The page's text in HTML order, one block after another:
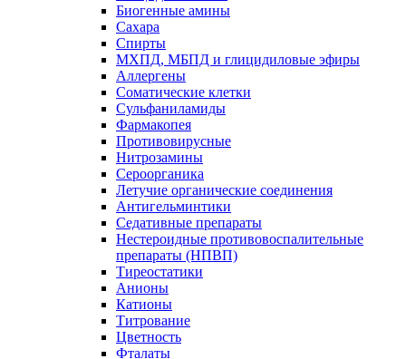
Биогенные амины
Сахара
Спирты
МХПД, МБПД и глицидиловые эфиры
Аллергены
Соматические клетки
Сульфаниламиды
Фармакопея
Противовирусные
Нитрозамины
Сероорганика
Летучие органические соединения
Антигельминтики
Седативные препараты
Нестероидные противовоспалительные
препараты (НПВП)
Тиреостатики
Анионы
Катионы
Титрование
Цветность
Фталаты